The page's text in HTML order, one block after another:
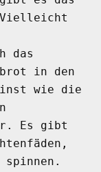
Vielleicht
das
in den
wie die
Es gibt